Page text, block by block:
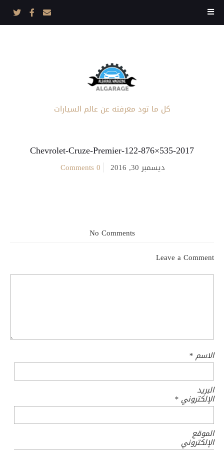
كل ما تود معرفته عن عالم السيارات
2017-Chevrolet-Cruze-Premier-122-876×535
ديسمبر 30, 2016 0 Comments
No Comments
Leave a Comment
الاسم*
البريد
الإلكتروني*
الموقع
الإلكتروني